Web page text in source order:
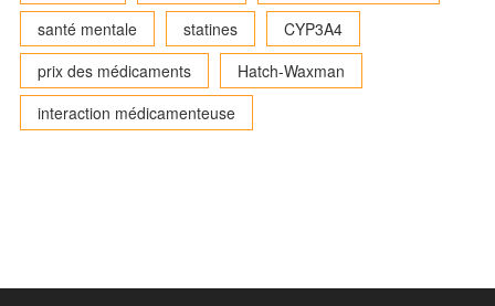
santé mentale
statines
CYP3A4
prix des médicaments
Hatch-Waxman
interaction médicamenteuse